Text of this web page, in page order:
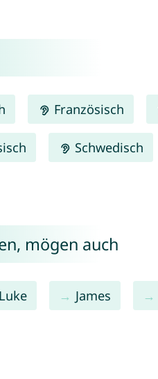
Französisch
Schwedisch
mögen auch
Luke James